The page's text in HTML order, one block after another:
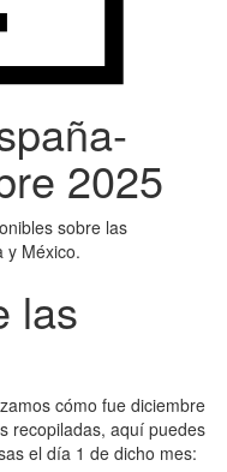
2025
sobre las
y México.
las
cómo fue diciembre
recopiladas, aquí puedes
el día 1 de dicho mes: